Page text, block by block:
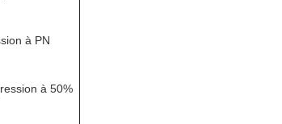
à PN
à 50%